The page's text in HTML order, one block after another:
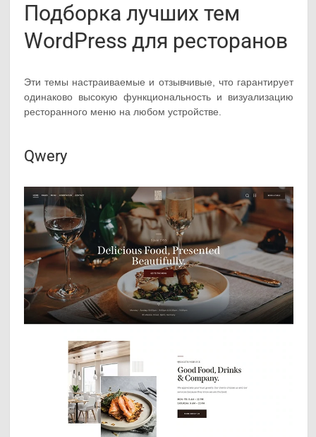
Подборка лучших тем
WordPress для ресторанов
Эти темы настраиваемые и отзывчивые, что гарантирует
одинаково высокую функциональность и визуализацию
ресторанного меню на любом устройстве.
Qwery